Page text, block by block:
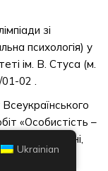
зі
психологія) у
ім. В. Стуса (м.
02 .
«Особистість –
психологічні,
Ukrainian